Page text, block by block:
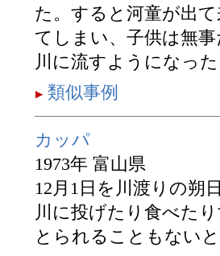
た。すると河童が出
てしまい、子供は無
川に流すようになっ
類似事例
カッパ
1973年 富山県
12月1日を川渡りの朔
川に投げたり食べた
とられることもない